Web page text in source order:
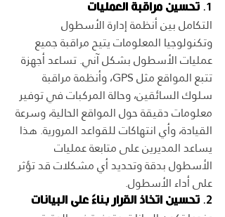
1. تحسين مراقبة العمليات
التكامل بين أنظمة إدارة الأسطول
وتكنولوجيا المعلومات يتيح مراقبة جميع
عمليات الأسطول بشكل آني. تساعد أجهزة
تتبع المواقع مثل GPS، وأنظمة مراقبة
سلوك السائقين، وحالة المركبات في توفير
معلومات دقيقة حول المواقع الحالية، وسرعة
القيادة، وأي انتهاكات للقواعد المرورية. هذا
يساعد المديرين على متابعة عمليات
الأسطول بدقة وتحديد أي مشكلات قد تؤثر
على أداء الأسطول.
2. تحسين اتخاذ القرار بناءً على البيانات